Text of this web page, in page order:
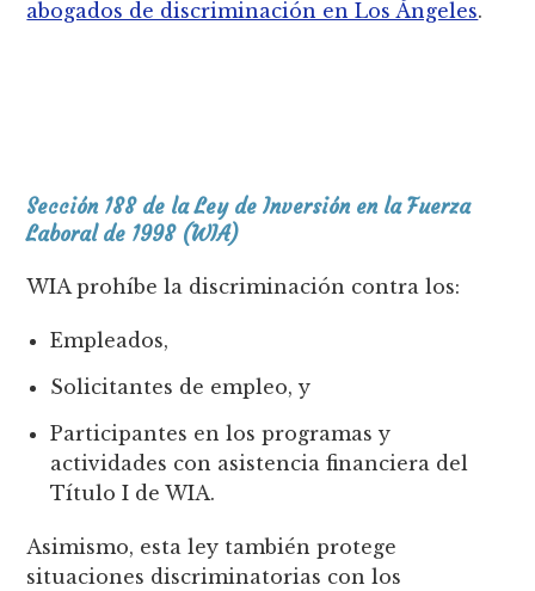
abogados de discriminación en Los Ángeles.
Sección 188 de la Ley de Inversión en la Fuerza
Laboral de 1998 (WIA)
WIA prohíbe la discriminación contra los:
Empleados,
Solicitantes de empleo, y
Participantes en los programas y
actividades con asistencia financiera del
Título I de WIA.
Asimismo, esta ley también protege
situaciones discriminatorias con los